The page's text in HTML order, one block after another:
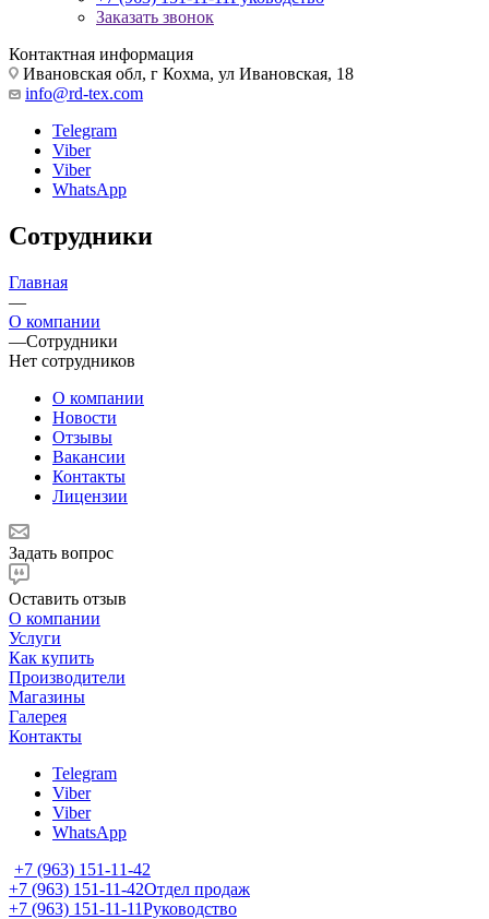
Заказать звонок
Контактная информация
Ивановская обл, г Кохма, ул Ивановская, 18
info@rd-tex.com
Telegram
Viber
Viber
WhatsApp
Сотрудники
Главная
—
О компании
—Сотрудники
Нет сотрудников
О компании
Новости
Отзывы
Вакансии
Контакты
Лицензии
Задать вопрос
Оставить отзыв
О компании
Услуги
Как купить
Производители
Магазины
Галерея
Контакты
Telegram
Viber
Viber
WhatsApp
+7 (963) 151-11-42
+7 (963) 151-11-42Отдел продаж
+7 (963) 151-11-11Руководство